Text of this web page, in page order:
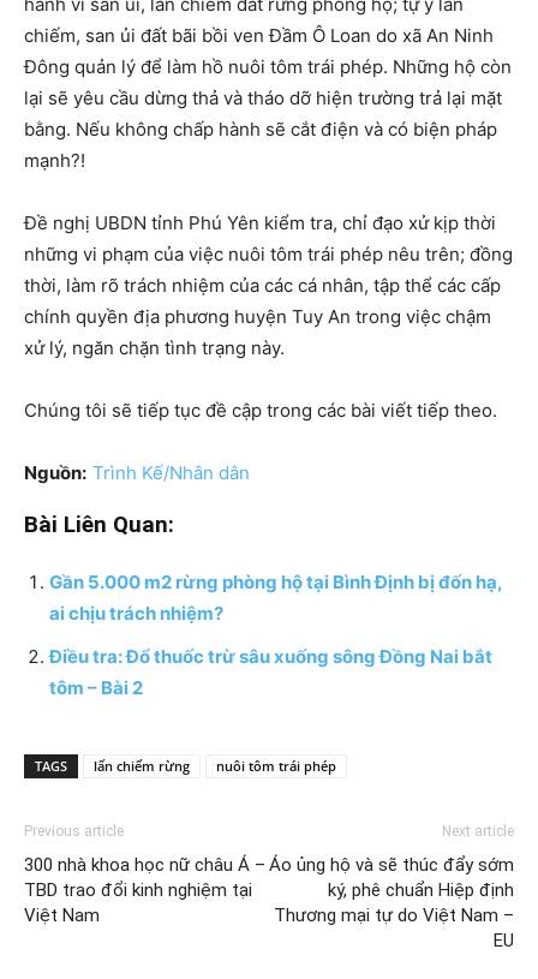
hành vi san ủi, lấn chiếm đất rừng phòng hộ; tự ý lấn
chiếm, san ủi đất bãi bồi ven Đầm Ô Loan do xã An Ninh
Đông quản lý để làm hồ nuôi tôm trái phép. Những hộ còn
lại sẽ yêu cầu dừng thả và tháo dỡ hiện trường trả lại mặt
bằng. Nếu không chấp hành sẽ cắt điện và có biện pháp
mạnh?!
Đề nghị UBDN tỉnh Phú Yên kiểm tra, chỉ đạo xử kịp thời
những vi phạm của việc nuôi tôm trái phép nêu trên; đồng
thời, làm rõ trách nhiệm của các cá nhân, tập thể các cấp
chính quyền địa phương huyện Tuy An trong việc chậm
xử lý, ngăn chặn tình trạng này.
Chúng tôi sẽ tiếp tục đề cập trong các bài viết tiếp theo.
Nguồn: Trình Kế/Nhân dân
Bài Liên Quan:
Gần 5.000 m2 rừng phòng hộ tại Bình Định bị đốn hạ,
ai chịu trách nhiệm?
Điều tra: Đổ thuốc trừ sâu xuống sông Đồng Nai bắt
tôm – Bài 2
TAGS lấn chiếm rừng nuôi tôm trái phép
Previous article
300 nhà khoa học nữ châu Á –
TBD trao đổi kinh nghiệm tại
Việt Nam
Next article
Áo ủng hộ và sẽ thúc đẩy sớm
ký, phê chuẩn Hiệp định
Thương mại tự do Việt Nam –
EU